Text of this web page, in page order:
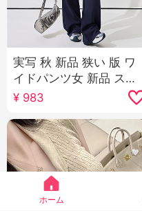
実写 秋 新品 狭い 版 ワ
イドパンツ女 新品 スリ
ム効果 垂 感 カジュアル
ストレート マスク ヨガ
スポーツ ガード ズボン
¥ 983
ホーム